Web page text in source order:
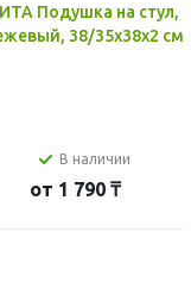
Подушка на стул,
38/35x38x2 см
В наличии
от 1 790 ₸